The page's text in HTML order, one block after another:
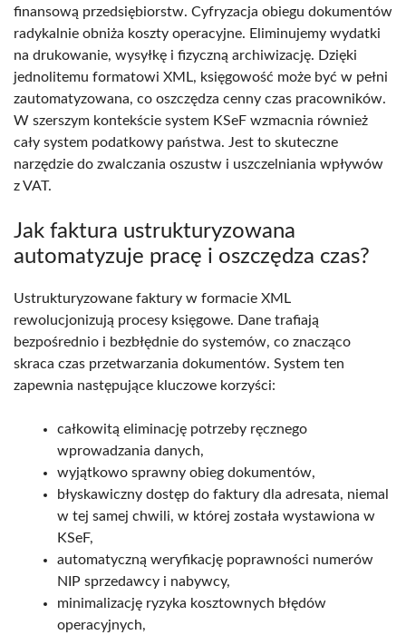
finansową przedsiębiorstw. Cyfryzacja obiegu dokumentów
radykalnie obniża koszty operacyjne. Eliminujemy wydatki
na drukowanie, wysyłkę i fizyczną archiwizację. Dzięki
jednolitemu formatowi XML, księgowość może być w pełni
zautomatyzowana, co oszczędza cenny czas pracowników.
W szerszym kontekście system KSeF wzmacnia również
cały system podatkowy państwa. Jest to skuteczne
narzędzie do zwalczania oszustw i uszczelniania wpływów
z VAT.
Jak faktura ustrukturyzowana
automatyzuje pracę i oszczędza czas?
Ustrukturyzowane faktury w formacie XML
rewolucjonizują procesy księgowe. Dane trafiają
bezpośrednio i bezbłędnie do systemów, co znacząco
skraca czas przetwarzania dokumentów. System ten
zapewnia następujące kluczowe korzyści:
całkowitą eliminację potrzeby ręcznego
wprowadzania danych,
wyjątkowo sprawny obieg dokumentów,
błyskawiczny dostęp do faktury dla adresata, niemal
w tej samej chwili, w której została wystawiona w
KSeF,
automatyczną weryfikację poprawności numerów
NIP sprzedawcy i nabywcy,
minimalizację ryzyka kosztownych błędów
operacyjnych,